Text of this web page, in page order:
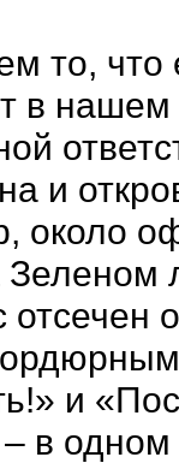
то, что
в нашем
и
около
и
в одном